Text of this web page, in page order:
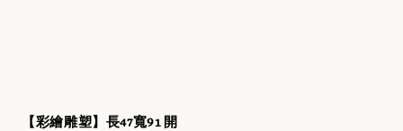
【彩繪雕塑】長47寬91 開